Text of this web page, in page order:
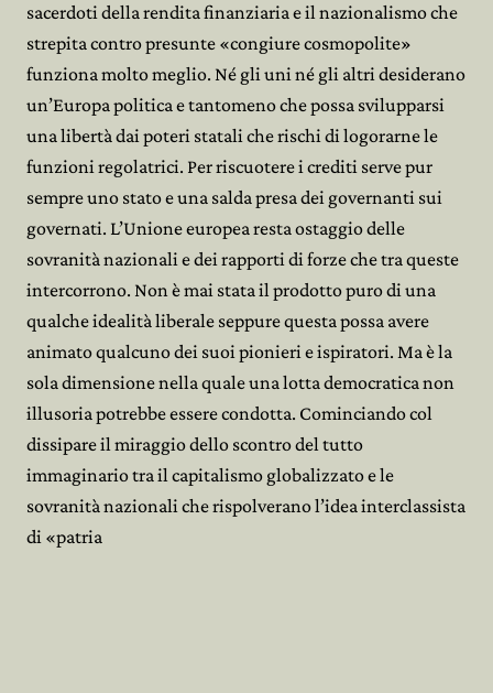
sacerdoti della rendita finanziaria e il nazionalismo che
strepita contro presunte «congiure cosmopolite»
funziona molto meglio. Né gli uni né gli altri desiderano
un’Europa politica e tantomeno che possa svilupparsi
una libertà dai poteri statali che rischi di logorarne le
funzioni regolatrici. Per riscuotere i crediti serve pur
sempre uno stato e una salda presa dei governanti sui
governati. L’Unione europea resta ostaggio delle
sovranità nazionali e dei rapporti di forze che tra queste
intercorrono. Non è mai stata il prodotto puro di una
qualche idealità liberale seppure questa possa avere
animato qualcuno dei suoi pionieri e ispiratori. Ma è la
sola dimensione nella quale una lotta democratica non
illusoria potrebbe essere condotta. Cominciando col
dissipare il miraggio dello scontro del tutto
immaginario tra il capitalismo globalizzato e le
sovranità nazionali che rispolverano l’idea interclassista
di «patria